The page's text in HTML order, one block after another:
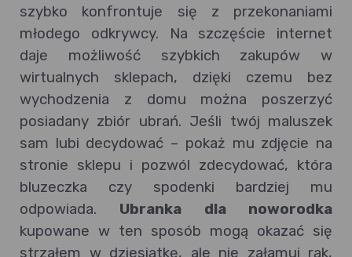
szybko konfrontuje się z przekonaniami
młodego odkrywcy. Na szczęście internet
daje możliwość szybkich zakupów w
wirtualnych sklepach, dzięki czemu bez
wychodzenia z domu można poszerzyć
posiadany zbiór ubrań. Jeśli twój maluszek
sam lubi decydować – pokaż mu zdjęcie na
stronie sklepu i pozwól zdecydować, która
bluzeczka czy spodenki bardziej mu
odpowiada. Ubranka dla noworodka
kupowane w ten sposób mogą okazać się
strzałem w dziesiątkę, ale nie załamuj rąk,